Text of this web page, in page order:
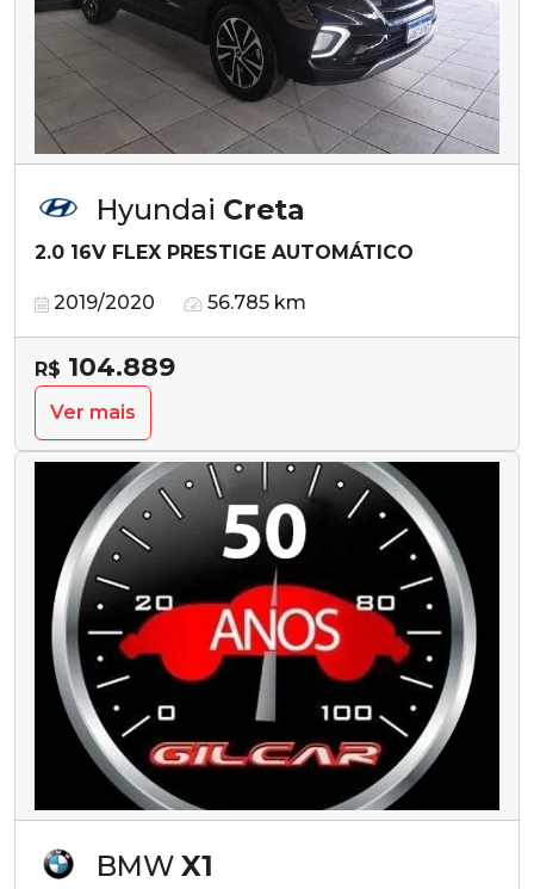
Hyundai Creta
2.0 16V FLEX PRESTIGE AUTOMÁTICO
2019/2020 56.785 km
R$ 104.889
Ver mais
BMW X1